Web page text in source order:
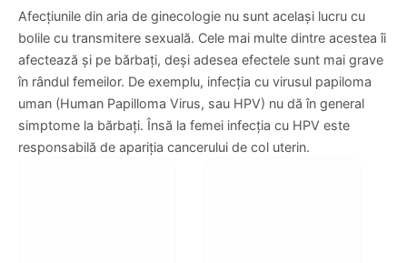
Afecțiunile din aria de ginecologie nu sunt același lucru cu
bolile cu transmitere sexuală. Cele mai multe dintre acestea îi
afectează și pe bărbați, deși adesea efectele sunt mai grave
în rândul femeilor. De exemplu, infecția cu virusul papiloma
uman (Human Papilloma Virus, sau HPV) nu dă în general
simptome la bărbați. Însă la femei infecția cu HPV este
responsabilă de apariția cancerului de col uterin.